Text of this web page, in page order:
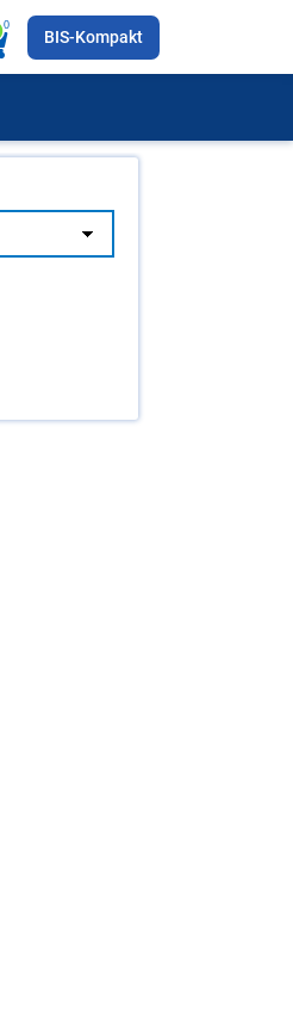
0
BIS-Kompakt